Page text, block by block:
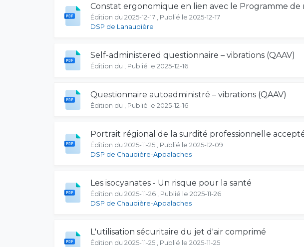
Constat ergonomique en lien avec le Programme de
Édition du 2025-12-17 , Publié le 2025-12-17
DSP de Lanaudière
Self-administered questionnaire – vibrations (QAAV)
Édition du , Publié le 2025-12-16
Questionnaire autoadministré – vibrations (QAAV)
Édition du , Publié le 2025-12-16
Portrait régional de la surdité professionnelle
Édition du 2025-11-25 , Publié le 2025-12-09
DSP de Chaudière-Appalaches
Les isocyanates - Un risque pour la santé
Édition du 2025-11-26 , Publié le 2025-11-26
DSP de Chaudière-Appalaches
L'utilisation sécuritaire du jet d'air comprimé
Édition du 2025-11-25 , Publié le 2025-11-25